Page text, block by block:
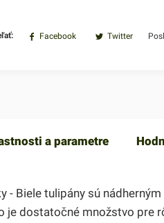
Facebook Twitter
a parametre
- Biele tulipány sú
je dostatočné množstvo pre